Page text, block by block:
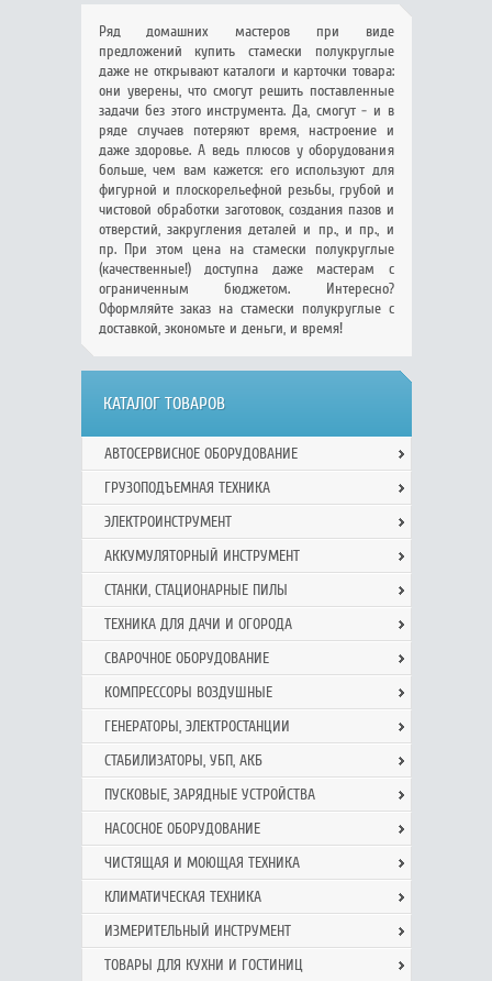
Ряд домашних мастеров при виде
предложений купить стамески полукруглые
даже не открывают каталоги и карточки товара:
они уверены, что смогут решить поставленные
задачи без этого инструмента. Да, смогут - и в
ряде случаев потеряют время, настроение и
даже здоровье. А ведь плюсов у оборудования
больше, чем вам кажется: его используют для
фигурной и плоскорельефной резьбы, грубой и
чистовой обработки заготовок, создания пазов и
отверстий, закругления деталей и пр., и пр., и
пр. При этом цена на стамески полукруглые
(качественные!) доступна даже мастерам с
ограниченным бюджетом. Интересно?
Оформляйте заказ на стамески полукруглые с
доставкой, экономьте и деньги, и время!
КАТАЛОГ ТОВАРОВ
АВТОСЕРВИСНОЕ ОБОРУДОВАНИЕ
ГРУЗОПОДЪЕМНАЯ ТЕХНИКА
ЭЛЕКТРОИНСТРУМЕНТ
АККУМУЛЯТОРНЫЙ ИНСТРУМЕНТ
СТАНКИ, СТАЦИОНАРНЫЕ ПИЛЫ
ТЕХНИКА ДЛЯ ДАЧИ И ОГОРОДА
СВАРОЧНОЕ ОБОРУДОВАНИЕ
КОМПРЕССОРЫ ВОЗДУШНЫЕ
ГЕНЕРАТОРЫ, ЭЛЕКТРОСТАНЦИИ
СТАБИЛИЗАТОРЫ, УБП, АКБ
ПУСКОВЫЕ, ЗАРЯДНЫЕ УСТРОЙСТВА
НАСОСНОЕ ОБОРУДОВАНИЕ
ЧИСТЯЩАЯ И МОЮЩАЯ ТЕХНИКА
КЛИМАТИЧЕСКАЯ ТЕХНИКА
ИЗМЕРИТЕЛЬНЫЙ ИНСТРУМЕНТ
ТОВАРЫ ДЛЯ КУХНИ И ГОСТИНИЦ